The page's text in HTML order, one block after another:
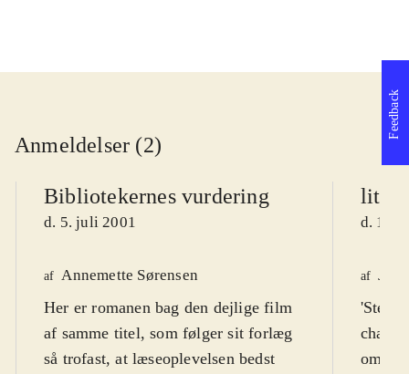
Anmeldelser (2)
Bibliotekernes vurdering
d. 5. juli 2001
af Annemette Sørensen
Her er romanen bag den dejlige film
af samme titel, som følger sit forlæg
så trofast, at læseoplevelsen bedst
d. 1.
af
om
Feedback